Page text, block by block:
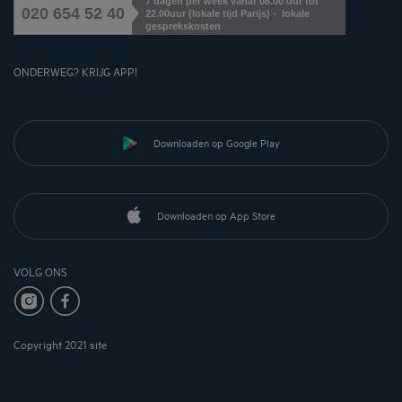
020 654 52 40
22.00uur (lokale tijd Parijs) - lokale
gesprekskosten
ONDERWEG? KRIJG APP!
Downloaden op Google Play
Downloaden op App Store
VOLG ONS
Copyright 2021 site